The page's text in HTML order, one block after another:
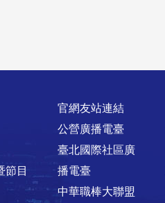
節目
官網友站連結
公營廣播電臺
臺北國際社區廣
播電臺
中華職棒大聯盟